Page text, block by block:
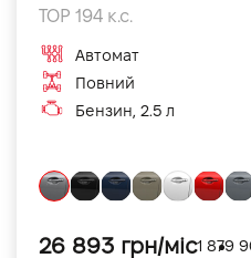
TOP 194 к.с.
Автомат
Повний
Бензин, 2.5 л
26 893 грн/міс1 879